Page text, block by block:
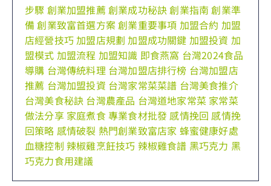
步驟 創業加盟推薦 創業成功秘訣創業指南 創業準
備創業致富首選方案創業重要事項 加盟合約 加盟
店經營技巧加盟店規劃 加盟成功關鍵 加盟投資 加
盟模式 加盟流程 加盟知識 即食燕窩 台灣2024食品
導購 台灣傳統料理 台灣加盟店排行榜 台灣加盟店
推薦 台灣加盟投資 台灣家常菜菜譜 台灣美食推介
台灣美食秘訣 台灣農產品 台灣道地家常菜 家常菜
做法分享 家庭煮食專業食材批發感情挽回 感情挽
回策略 感情破裂 熱門創業致富店家 蜂蜜健康好處
血糖控制 辣椒雞烹飪技巧 辣椒雞食譜 黑巧克力 黑
巧克力食用建議